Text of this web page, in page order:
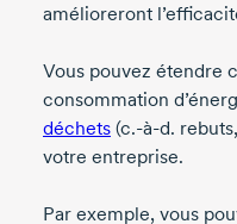
amélioreront
Vous pouvez étendre
consommation
déchets (c.-à-d.
votre entreprise.
Par exemple, vous